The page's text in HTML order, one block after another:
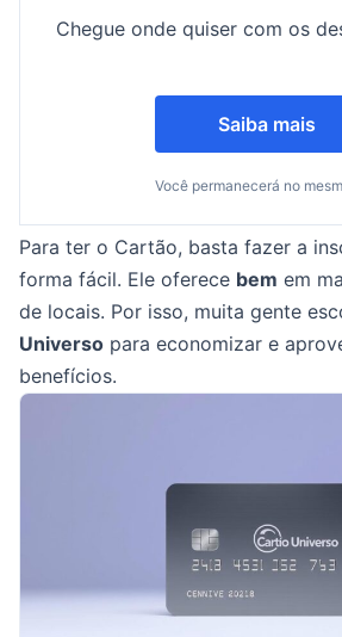
Chegue onde quiser com os
Saiba mais
Você permanecerá no
Para ter o Cartão, basta fazer a
forma fácil. Ele oferece bem em
de locais. Por isso, muita gente
Universo para economizar e
benefícios.